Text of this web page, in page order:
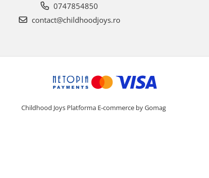
0747854850
contact@childhoodjoys.ro
Childhood Joys Platforma E-commerce by Gomag